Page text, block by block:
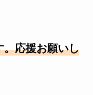
応援お願いし